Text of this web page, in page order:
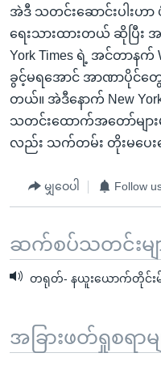
အဲဒီ သတင်းဆောင်းပါးဟ
ရေးသားထားတယ် ဆိုပြီး
York Times ရဲ့ အင်တာန
ခွင့်မရအောင် အာဏာပိုင်တွ
တယ်။ အဲဒီနောက် New
သတင်းထောက်အတော်မျာ
လည်း သက်တမ်း တိုးမပေးတ
မျှဝေပါ Follow
ဆက်စပ်သတင်းမျာ
တရုတ်- နယူးယောက်တိုင်း
အခြားဖတ်ရှုစရာမျ